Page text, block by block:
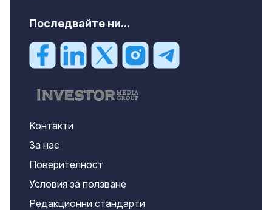
Последвайте ни...
Контакти
За нас
Поверителност
Условия за ползване
Редакционни стандарти